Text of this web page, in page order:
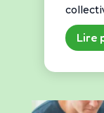
Lire